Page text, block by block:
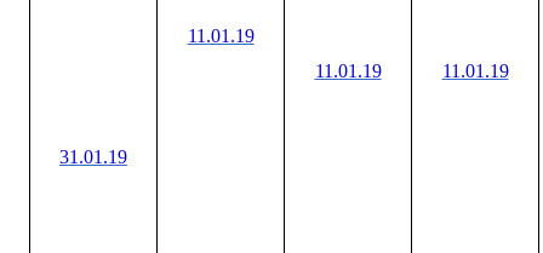
31.01.19
11.01.19
11.01.19 11.01.19